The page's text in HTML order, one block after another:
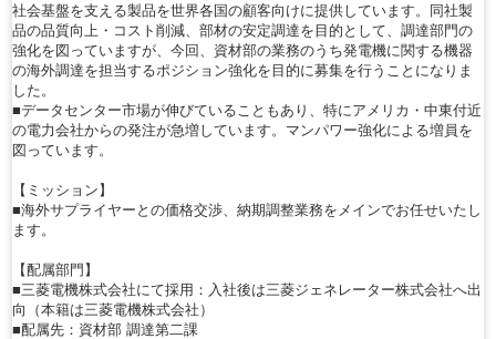
社会基盤を支える製品を世界各国の顧客向けに提供しています。同社製
品の品質向上・コスト削減、部材の安定調達を目的として、調達部門の
強化を図っていますが、今回、資材部の業務のうち発電機に関する機器
の海外調達を担当するポジション強化を目的に募集を行うことになりま
した。
■データセンター市場が伸びていることもあり、特にアメリカ・中東付近
の電力会社からの発注が急増しています。マンパワー強化による増員を
図っています。
【ミッション】
■海外サプライヤーとの価格交渉、納期調整業務をメインでお任せいたし
ます。
【配属部門】
■三菱電機株式会社にて採用：入社後は三菱ジェネレーター株式会社へ出
向（本籍は三菱電機株式会社）
■配属先：資材部 調達第二課